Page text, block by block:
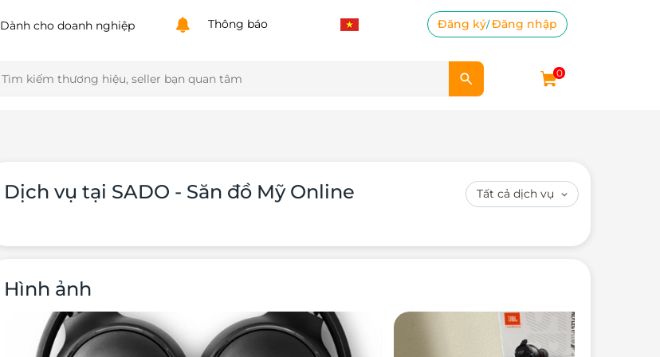
Dành cho doanh nghiệp Thông báo Đăng ký/Đăng nhập
0
Dịch vụ tại SADO - Săn đồ Mỹ Online
Hình ảnh